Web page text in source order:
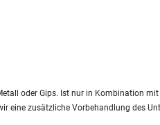
oder Gips. Ist nur in Kombination mit
eine zusätzliche Vorbehandlung des